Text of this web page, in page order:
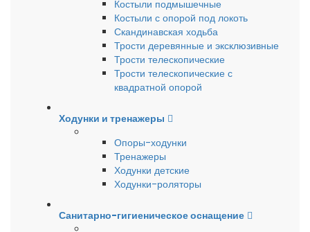
Костыли подмышечные
Костыли с опорой под локоть
Скандинавская ходьба
Трости деревянные и эксклюзивные
Трости телескопические
Трости телескопические с
квадратной опорой
Ходунки и тренажеры
Опоры-ходунки
Тренажеры
Ходунки детские
Ходунки-роляторы
Санитарно-гигиеническое оснащение